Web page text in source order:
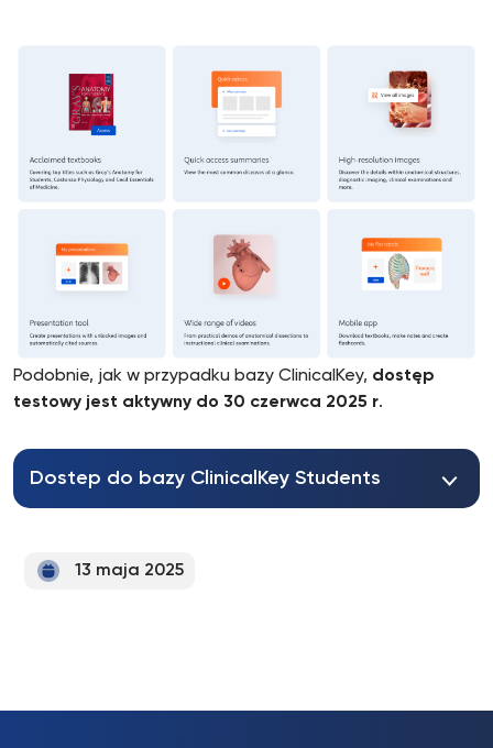
Podobnie, jak w przypadku bazy ClinicalKey, dostęp
testowy jest aktywny do 30 czerwca 2025 r.
Dostep do bazy ClinicalKey Students
13 maja 2025